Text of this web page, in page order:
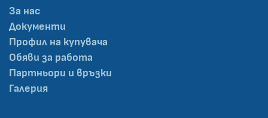
За нас
Документи
Профил на купувача
Обяви за работа
Партньори и връзки
Галерия